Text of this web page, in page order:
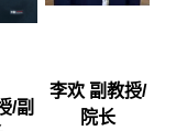
/副
李欢 副教授/
院长